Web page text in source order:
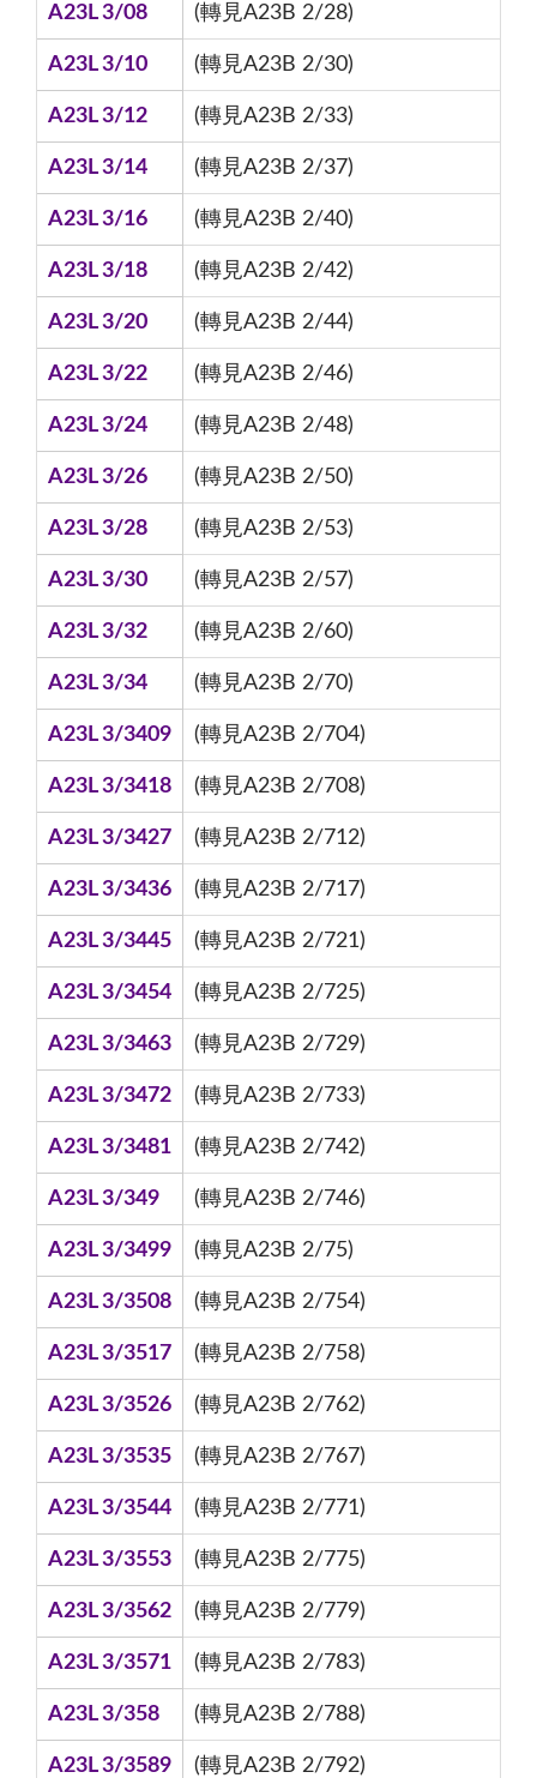
A23L 3/08 (轉見A23B 2/28)
A23L 3/10 (轉見A23B 2/30)
A23L 3/12 (轉見A23B 2/33)
A23L 3/14 (轉見A23B 2/37)
A23L 3/16 (轉見A23B 2/40)
A23L 3/18 (轉見A23B 2/42)
A23L 3/20 (轉見A23B 2/44)
A23L 3/22 (轉見A23B 2/46)
A23L 3/24 (轉見A23B 2/48)
A23L 3/26 (轉見A23B 2/50)
A23L 3/28 (轉見A23B 2/53)
A23L 3/30 (轉見A23B 2/57)
A23L 3/32 (轉見A23B 2/60)
A23L 3/34 (轉見A23B 2/70)
A23L 3/3409 (轉見A23B 2/704)
A23L 3/3418 (轉見A23B 2/708)
A23L 3/3427 (轉見A23B 2/712)
A23L 3/3436 (轉見A23B 2/717)
A23L 3/3445 (轉見A23B 2/721)
A23L 3/3454 (轉見A23B 2/725)
A23L 3/3463 (轉見A23B 2/729)
A23L 3/3472 (轉見A23B 2/733)
A23L 3/3481 (轉見A23B 2/742)
A23L 3/349 (轉見A23B 2/746)
A23L 3/3499 (轉見A23B 2/75)
A23L 3/3508 (轉見A23B 2/754)
A23L 3/3517 (轉見A23B 2/758)
A23L 3/3526 (轉見A23B 2/762)
A23L 3/3535 (轉見A23B 2/767)
A23L 3/3544 (轉見A23B 2/771)
A23L 3/3553 (轉見A23B 2/775)
A23L 3/3562 (轉見A23B 2/779)
A23L 3/3571 (轉見A23B 2/783)
A23L 3/358 (轉見A23B 2/788)
A23L 3/3589 (轉見A23B 2/792)